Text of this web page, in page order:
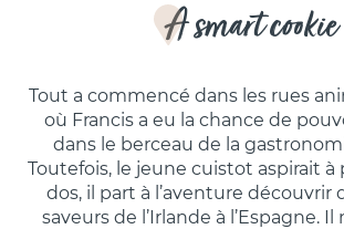
A smart cookie
Tout a commencé dans les rues
où Francis a eu la chance de
dans le berceau de la
Toutefois, le jeune cuistot aspirait à
dos, il part à l’aventure découvrir
saveurs de l’Irlande à l’Espagne.